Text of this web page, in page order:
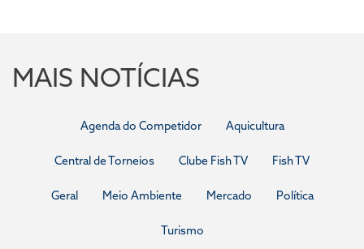
MAIS NOTÍCIAS
Agenda do Competidor Aquicultura
Central de Torneios Clube Fish TV Fish TV
Geral Meio Ambiente Mercado Política
Turismo